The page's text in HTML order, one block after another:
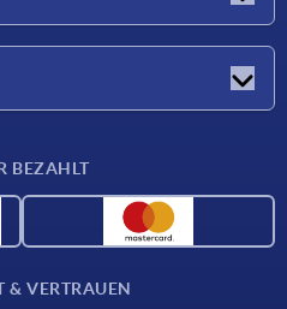
BEZAHLT
& VERTRAUEN